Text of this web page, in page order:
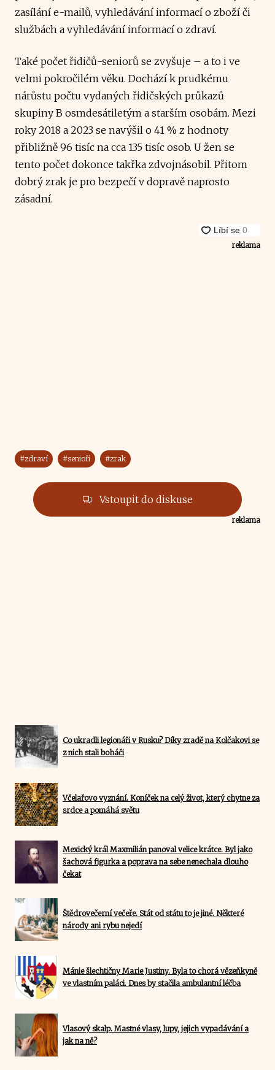
zasílání e-mailů, vyhledávání informací o zboží či
službách a vyhledávání informací o zdraví.
Také počet řidičů-seniorů se zvyšuje – a to i ve
velmi pokročilém věku. Dochází k prudkému
nárůstu počtu vydaných řidičských průkazů
skupiny B osmdesátiletým a starším osobám. Mezi
roky 2018 a 2023 se navýšil o 41 % z hodnoty
přibližně 96 tisíc na cca 135 tisíc osob. U žen se
tento počet dokonce takřka zdvojnásobil. Přitom
dobrý zrak je pro bezpečí v dopravě naprosto
zásadní.
reklama
#zdraví #senioři #zrak
Vstoupit do diskuse
reklama
Co ukradli legionáři v Rusku? Díky zradě na Kolčakovi se
z nich stali boháči
Včelařovo vyznání. Koníček na celý život, který chytne za
srdce a pomáhá světu
Mexický král Maxmilián panoval velice krátce. Byl jako
šachová figurka a poprava na sebe nenechala dlouho
čekat
Štědrovečerní večeře. Stát od státu to je jiné. Některé
národy ani rybu nejedí
Mánie šlechtičny Marie Justiny. Byla to chorá vězeňkyně
ve vlastním paláci. Dnes by stačila ambulantní léčba
Vlasový skalp. Mastné vlasy, lupy, jejich vypadávání a
jak na ně?